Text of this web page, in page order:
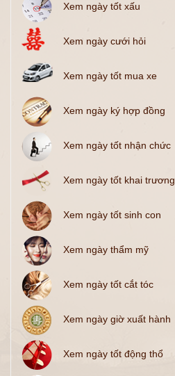
Xem ngày tốt xấu
Xem ngày cưới hỏi
Xem ngày tốt mua xe
Xem ngày ký hợp đồng
Xem ngày tốt nhận chức
Xem ngày tốt khai trương
Xem ngày tốt sinh con
Xem ngày thẩm mỹ
Xem ngày tốt cắt tóc
Xem ngày giờ xuất hành
Xem ngày tốt động thổ